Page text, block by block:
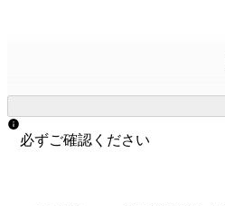
必ずご確認ください